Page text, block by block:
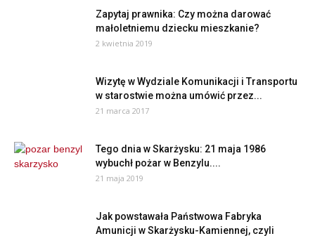
Zapytaj prawnika: Czy można darować
małoletniemu dziecku mieszkanie?
2 kwietnia 2019
Wizytę w Wydziale Komunikacji i Transportu
w starostwie można umówić przez...
21 marca 2017
Tego dnia w Skarżysku: 21 maja 1986
wybuchł pożar w Benzylu....
21 maja 2019
Jak powstawała Państwowa Fabryka
Amunicji w Skarżysku-Kamiennej, czyli